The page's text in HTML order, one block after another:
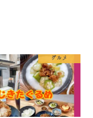
グルメ